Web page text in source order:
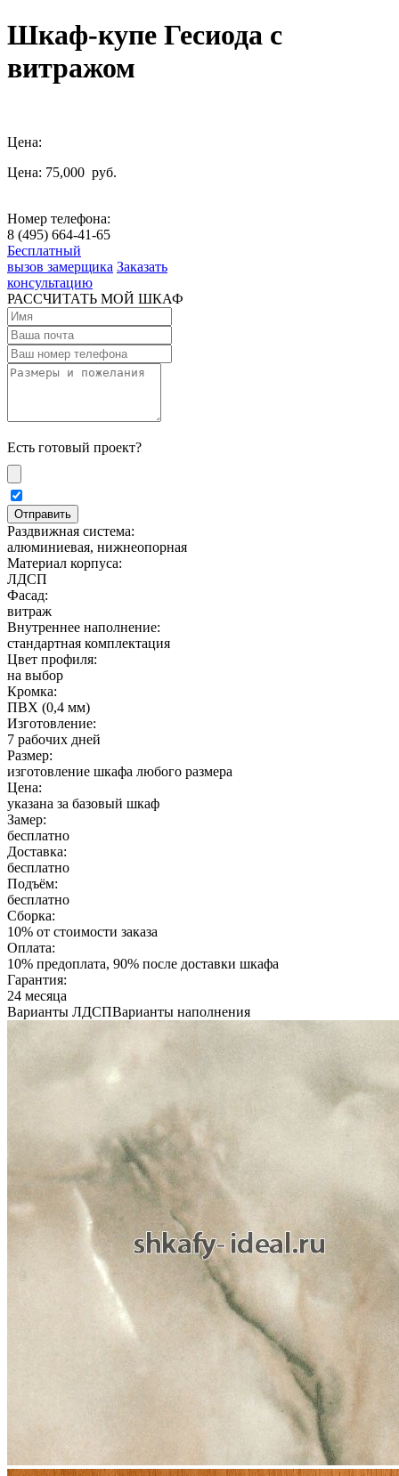
Шкаф-купе Гесиода с
витражом
Цена:
Цена: 75,000 руб.
Номер телефона:
8 (495) 664-41-65
Бесплатный
вызов замерщика Заказать
консультацию
РАССЧИТАТЬ МОЙ ШКАФ
Есть готовый проект?
Раздвижная система:
алюминиевая, нижнеопорная
Материал корпуса:
ЛДСП
Фасад:
витраж
Внутреннее наполнение:
стандартная комплектация
Цвет профиля:
на выбор
Кромка:
ПВХ (0,4 мм)
Изготовление:
7 рабочих дней
Размер:
изготовление шкафа любого размера
Цена:
указана за базовый шкаф
Замер:
бесплатно
Доставка:
бесплатно
Подъём:
бесплатно
Сборка:
10% от стоимости заказа
Оплата:
10% предоплата, 90% после доставки шкафа
Гарантия:
24 месяца
Варианты ЛДСПВарианты наполнения